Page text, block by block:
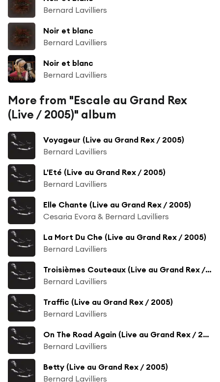
Bernard Lavilliers
Noir et blanc
Bernard Lavilliers
Noir et blanc
Bernard Lavilliers
More from "Escale au Grand Rex
(Live / 2005)" album
Voyageur (Live au Grand Rex / 2005)
Bernard Lavilliers
L'Eté (Live au Grand Rex / 2005)
Bernard Lavilliers
Elle Chante (Live au Grand Rex / 2005)
Cesaria Evora & Bernard Lavilliers
La Mort Du Che (Live au Grand Rex / 2005)
Bernard Lavilliers
Troisièmes Couteaux (Live au Grand Rex / 2005)
Bernard Lavilliers
Traffic (Live au Grand Rex / 2005)
Bernard Lavilliers
On The Road Again (Live au Grand Rex / 2005)
Bernard Lavilliers
Betty (Live au Grand Rex / 2005)
Bernard Lavilliers